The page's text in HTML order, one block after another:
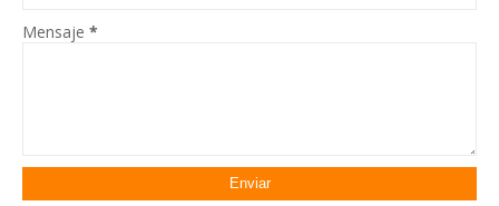
Mensaje *